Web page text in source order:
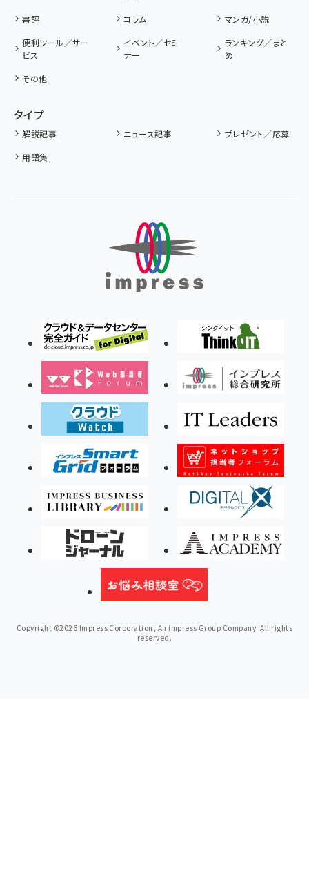
書評 コラム
マンガ/小説
便利ツール／サー
ビス
イベント／セミ
ナー
ランキング／まと
め
その他
タイプ
解説記事 ニュース記事
プレゼント／応募
用語集
Copyright ©2026 Impress Corporation, An impress Group Company. All rights
reserved.